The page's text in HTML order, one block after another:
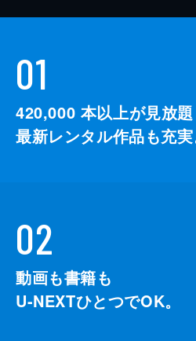
01
420,000 本以上が見放題
最新レンタル作品も充実
02
動画も書籍も
U-NEXTひとつでOK。